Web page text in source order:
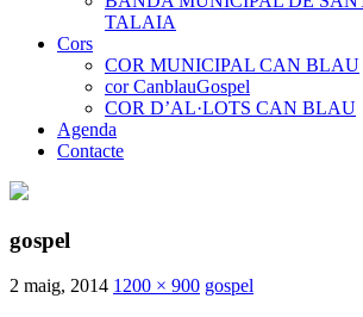
TALAIA
Cors
COR MUNICIPAL CAN BLAU
cor CanblauGospel
COR D’AL·LOTS CAN BLAU
Agenda
Contacte
gospel
2 maig, 2014 1200 × 900 gospel